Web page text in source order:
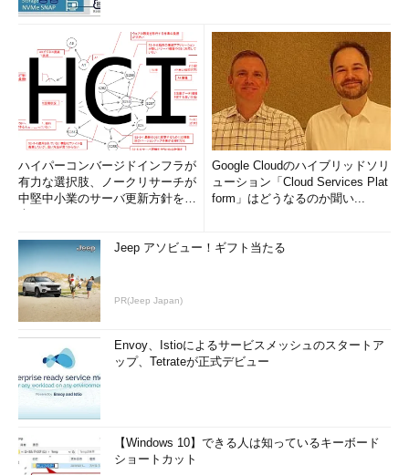
ハイパーコンバージドインフラが
有力な選択肢、ノークリサーチが
中堅中小業のサーバ更新方針を調
Google Cloudのハイブリッドソリ
ューション「Cloud Services Plat
form」はどうなるのか聞い...
Jeep アソビュー！ギフト当たる
PR(Jeep Japan)
Envoy、Istioによるサービスメッシュのスタートア
ップ、Tetrateが正式デビュー
【Windows 10】できる人は知っているキーボード
ショートカット